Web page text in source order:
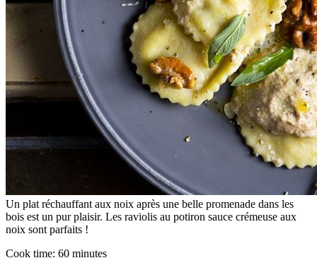
Un plat réchauffant aux noix après une belle promenade dans les
bois est un pur plaisir. Les raviolis au potiron sauce crémeuse aux
noix sont parfaits !
Cook time: 60 minutes